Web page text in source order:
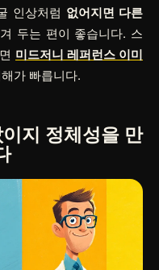
인상처럼 없어지면 다른
두는 편이 좋습니다. 스
미드저니 레퍼런스 이미
가 빠릅니다.
지 정체성을 만